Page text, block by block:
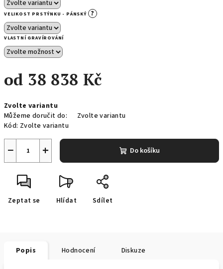
VELIKOST PRSTÝNKU - PÁNSKÝ ?
VLASTNÍ GRAVÍROVÁNÍ
od 38 838 Kč
cena:
Zvolte variantu
Můžeme doručit do:
Zvolte variantu
Kód: Zvolte variantu
+
− Do košíku
Zeptat se Hlídat Sdílet
Popis Hodnocení Diskuze